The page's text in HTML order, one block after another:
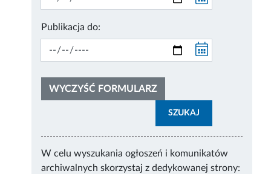
Publikacja do:
WYCZYŚĆ FORMULARZ
SZUKAJ
W celu wyszukania ogłoszeń i komunikatów
archiwalnych skorzystaj z dedykowanej strony: